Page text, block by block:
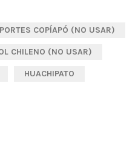
COPÍAPÓ (NO USAR)
CHILENO (NO USAR)
HUACHIPATO